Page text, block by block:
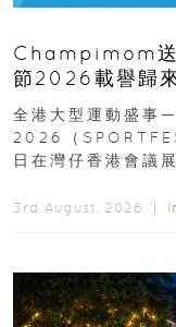
Champimom送
節2026載譽歸
動、街舞比賽＋
全港大型運動盛事
2026（
日在灣仔香港會議
3rd August, 2026 ｜